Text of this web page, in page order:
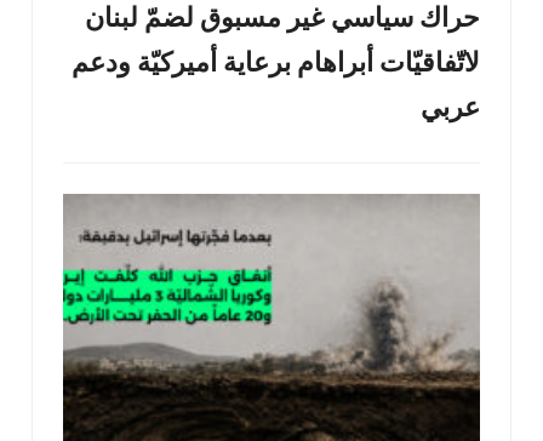
حراك سياسي غير مسبوق لضمّ لبنان
لاتّفاقيّات أبراهام برعاية أميركيّة ودعم
عربي